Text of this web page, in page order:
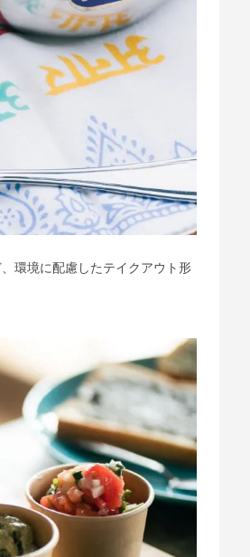
環境に配慮したテイクアウト形